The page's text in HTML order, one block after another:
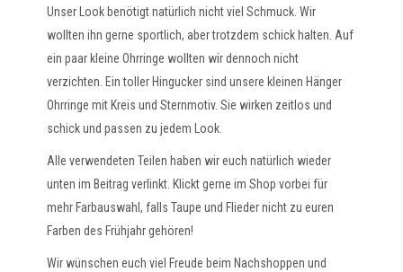
Unser Look benötigt natürlich nicht viel Schmuck. Wir
wollten ihn gerne sportlich, aber trotzdem schick halten. Auf
ein paar kleine Ohrringe wollten wir dennoch nicht
verzichten. Ein toller Hingucker sind unsere kleinen Hänger
Ohrringe mit Kreis und Sternmotiv. Sie wirken zeitlos und
schick und passen zu jedem Look.
Alle verwendeten Teilen haben wir euch natürlich wieder
unten im Beitrag verlinkt. Klickt gerne im Shop vorbei für
mehr Farbauswahl, falls Taupe und Flieder nicht zu euren
Farben des Frühjahr gehören!
Wir wünschen euch viel Freude beim Nachshoppen und